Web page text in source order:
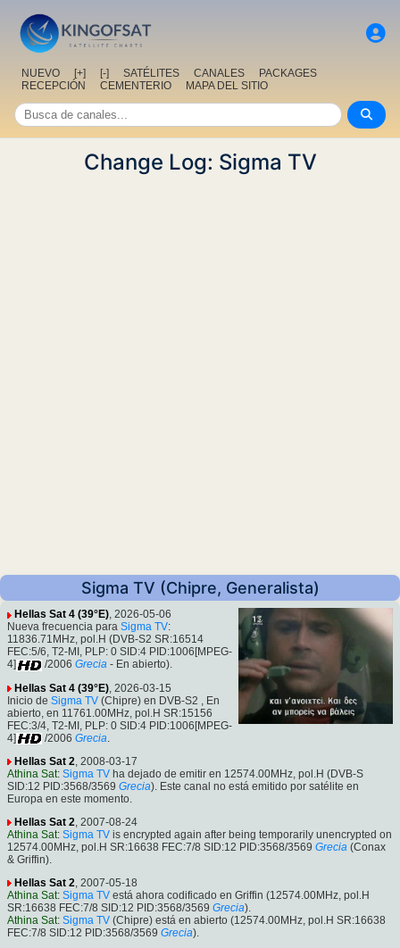
NUEVO [+] [-] SATÉLITES CANALES
PACKAGES
RECEPCIÓN
CEMENTERIO MAPA DEL SITIO
Change Log: Sigma TV
Sigma TV (Chipre, Generalista)
Hellas Sat 4 (39°E), 2026-05-06
Nueva frecuencia para Sigma TV:
11836.71MHz, pol.H (DVB-S2 SR:16514
FEC:5/6, T2-MI, PLP: 0 SID:4 PID:1006[MPEG-
4]
/2006 Grecia - En abierto).
Hellas Sat 4 (39°E) , 2026-03-15
Inicio de Sigma TV (Chipre) en DVB-S2 , En
abierto, en 11761.00MHz, pol.H SR:15156
FEC:3/4, T2-MI, PLP: 0 SID:4 PID:1006[MPEG-
4]
/2006 Grecia
Hellas Sat 2, 2008-03-17
Athina Sat: Sigma TV ha dejado de emitir en 12574.00MHz, pol.H (DVB-S
SID:12 PID:3568/3569 Grecia). Este canal no está emitido por satélite en
Europa en este momento.
Hellas Sat 2, 2007-08-24
Athina Sat: Sigma TV is encrypted again after being temporarily unencrypted on
12574.00MHz, pol.H SR:16638 FEC:7/8 SID:12 PID:3568/3569 Grecia (Conax
& Griffin).
Hellas Sat 2, 2007-05-18
Athina Sat: Sigma TV está ahora codificado en Griffin (12574.00MHz, pol.H
SR:16638 FEC:7/8 SID:12 PID:3568/3569 Grecia).
Athina Sat: Sigma TV (Chipre) está en abierto (12574.00MHz, pol.H SR:16638
FEC:7/8 SID:12 PID:3568/3569 Grecia).